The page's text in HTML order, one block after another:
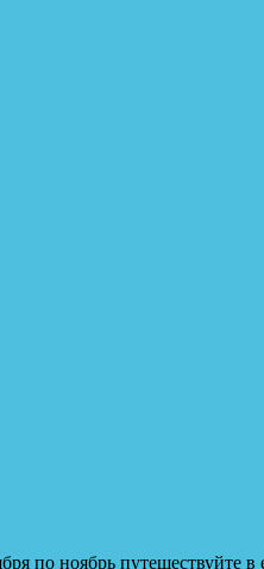
по ноябрь путешествуйте в